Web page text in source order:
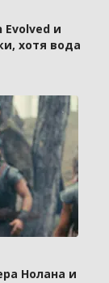
и
хотя вода
Нолана и